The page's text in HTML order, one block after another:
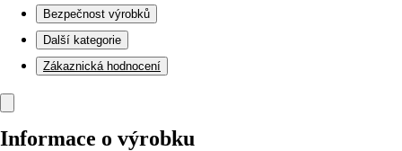
Bezpečnost výrobků
Další kategorie
Zákaznická hodnocení
Informace o výrobku